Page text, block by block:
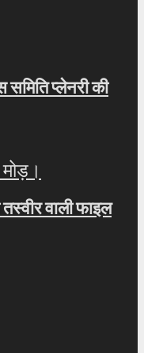
समिति प्लेनरी की
वाली फाइल